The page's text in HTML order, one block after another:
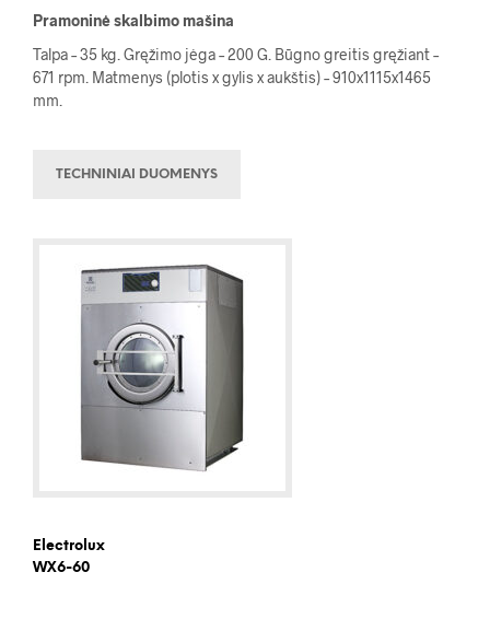
Pramoninė skalbimo mašina
Talpa – 35 kg. Gręžimo jėga – 200 G. Būgno greitis gręžiant –
671 rpm. Matmenys (plotis x gylis x aukštis) – 910x1115x1465
mm.
TECHNINIAI DUOMENYS
Electrolux
WX6-60